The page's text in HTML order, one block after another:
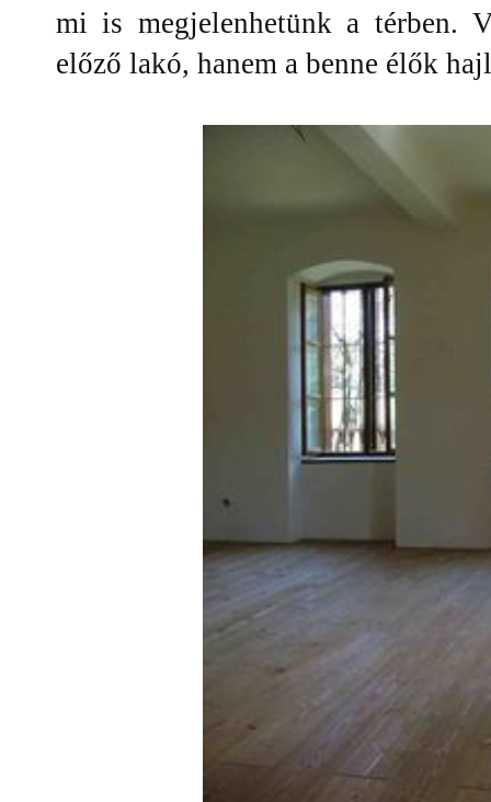
mi is megjelenhetünk a térben.
előző lakó, hanem a benne élők